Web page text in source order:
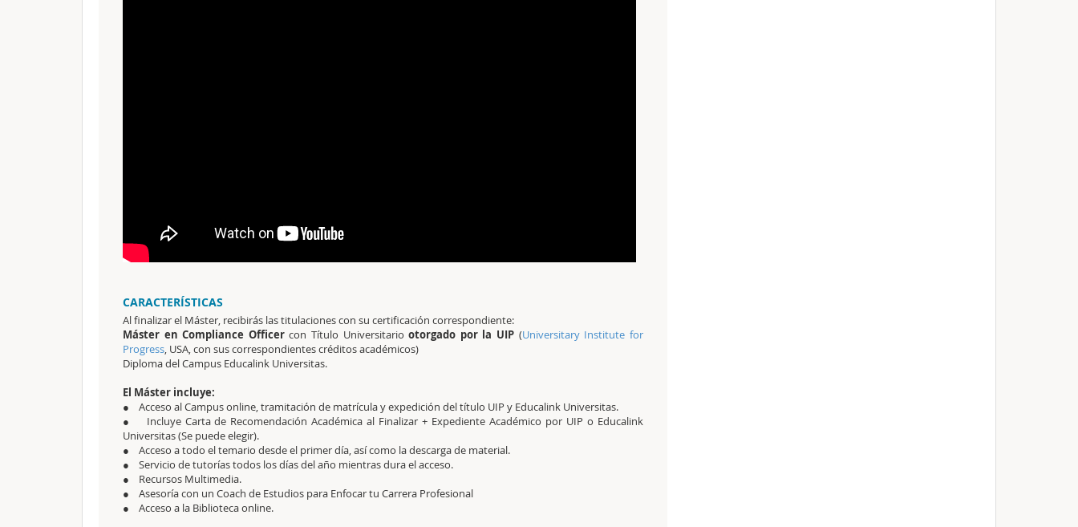
CARACTERÍSTICAS
Al finalizar el Máster, recibirás las titulaciones con su certificación correspondiente:
Máster en Compliance Officercon Título Universitariootorgado por la UIP(Universitary Institute for
Progress, USA, con sus correspondientes créditos académicos)
Diploma del Campus Educalink Universitas.
El Máster incluye:
● Acceso al Campus online, tramitación de matrícula y expedición del título UIP y Educalink Universitas.
● Incluye Carta de Recomendación Académica al Finalizar + Expediente Académico por UIP o Educalink
Universitas (Se puede elegir).
● Acceso a todo el temario desde el primer día, así como la descarga de material.
● Servicio de tutorías todos los días del año mientras dura el acceso.
● Recursos Multimedia.
● Asesoría con un Coach de Estudios para Enfocar tu Carrera Profesional
● Acceso a la Biblioteca online.